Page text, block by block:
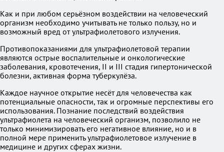
Как и при любом серьёзном воздействии на человеческий
организм необходимо учитывать не только пользу, но и
возможный вред от ультрафиолетового излучения.
Противопоказаниями для ультрафиолетовой терапии
являются острые воспалительные и онкологические
заболевания, кровотечения, II и III стадия гипертонической
болезни, активная форма туберкулёза.
Каждое научное открытие несёт для человечества как
потенциальные опасности, так и огромные перспективы его
использования. Познание последствий воздействия
ультрафиолета на человеческий организм, позволило не
только минимизировать его негативное влияние, но и в
полной мере применить ультрафиолетовое излучение в
медицине и других сферах жизни.